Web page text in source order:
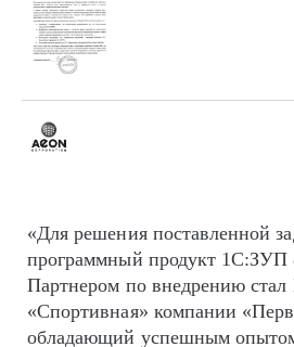
«Для решения поставленной
программный продукт
Партнером по внедрению
«Спортивная» компании
обладающий успешным